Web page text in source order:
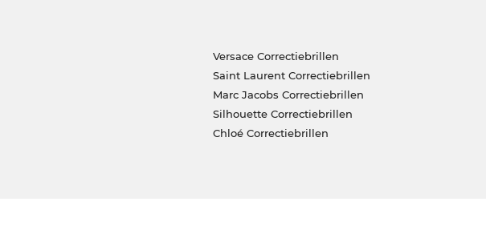
Versace Correctiebrillen
Saint Laurent Correctiebrillen
Marc Jacobs Correctiebrillen
Silhouette Correctiebrillen
Chloé Correctiebrillen